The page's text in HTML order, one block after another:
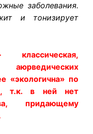
заболевания.
и тонизирует
«экологична» по
т.к. в ней нет
придающему